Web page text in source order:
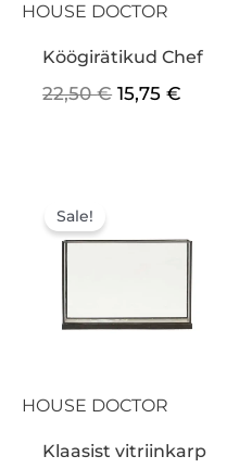
HOUSE DOCTOR
Köögirätikud Chef
22,50€ 15,75€
HOUSE DOCTOR
Sale!
Klaasist vitriinkarp
oli:
75,00 €.
on:
52,50 €.